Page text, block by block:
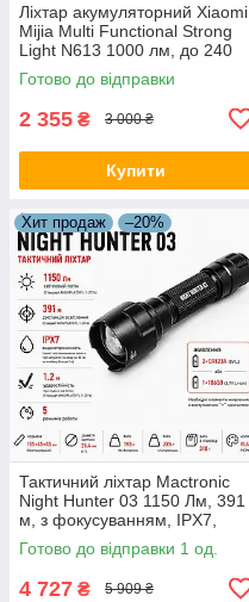
Ліхтар акумуляторний Xiaomi
Mijia Multi Functional Strong
Light N613 1000 лм, до 240
м, LED, IP54, чорний
Готово до відправки
2 355 ₴ 3 000 ₴
Купити
Хит продаж –20%
Тактичний ліхтар Mactronic
Night Hunter 03 1150 Лм, 391
м, з фокусуванням, IPX7,
підствольний, чорний
Готово до відправки 1 од.
4 727 ₴ 5 909 ₴